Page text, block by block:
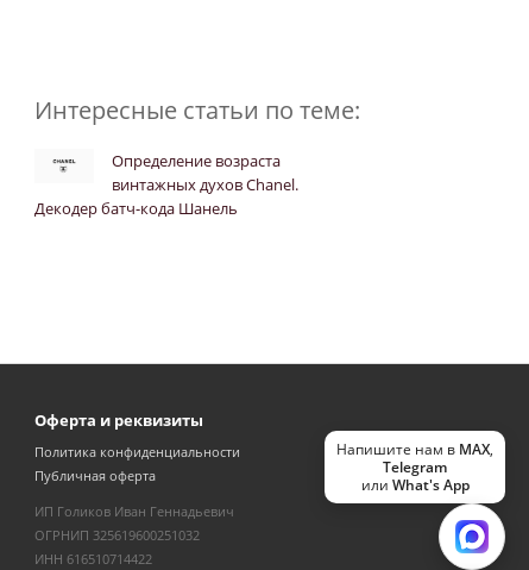
Напишите нам в MAX,
Telegram
или What's App
Интересные статьи по теме:
Определение возраста
винтажных духов Chanel.
Декодер батч-кода Шанель
Оферта и реквизиты
Политика конфиденциальности
Публичная оферта
ИП Голиков Иван Геннадьевич
ОГРНИП 325619600251032
ИНН 616510714422